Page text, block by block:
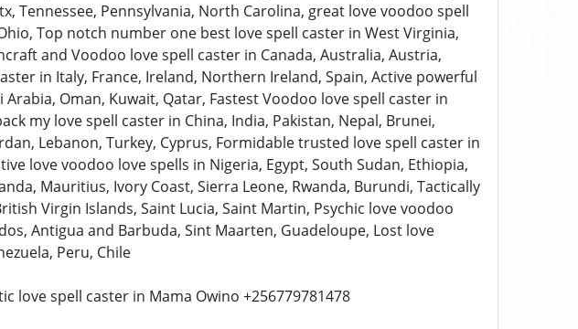
Tennessee, Pennsylvania, North Carolina, great love voodoo spell
Top notch number one best love spell caster in West Virginia,
and Voodoo love spell caster in Canada, Australia, Austria,
in Italy, France, Ireland, Northern Ireland, Spain, Active powerful
Oman, Kuwait, Qatar, Fastest Voodoo love spell caster in
my love spell caster in China, India, Pakistan, Nepal, Brunei,
Lebanon, Turkey, Cyprus, Formidable trusted love spell caster in
love voodoo love spells in Nigeria, Egypt, South Sudan, Ethiopia,
Mauritius, Ivory Coast, Sierra Leone, Rwanda, Burundi, Tactically
Virgin Islands, Saint Lucia, Saint Martin, Psychic love voodoo
Antigua and Barbuda, Sint Maarten, Guadeloupe, Lost love
Peru, Chile
spell caster in Mama Owino +256779781478